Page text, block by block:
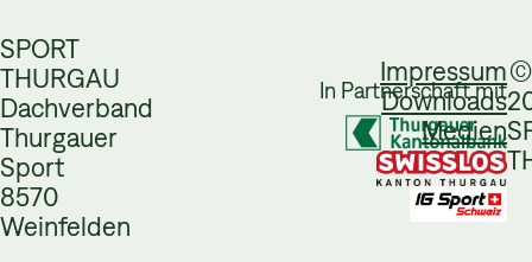
SPORT
THURGAU
Dachverband
Thurgauer
Sport
8570
Weinfelden
In Partnerschaft mit
Impressum
Downloads
Medien
©